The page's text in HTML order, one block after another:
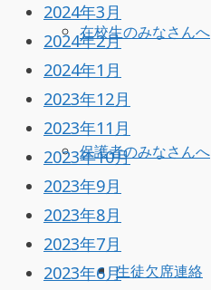
在校生のみなさんへ
保護者のみなさんへ
生徒欠席連絡
2024年3月
2024年2月
2024年1月
2023年12月
2023年11月
2023年10月
2023年9月
2023年8月
2023年7月
2023年6月